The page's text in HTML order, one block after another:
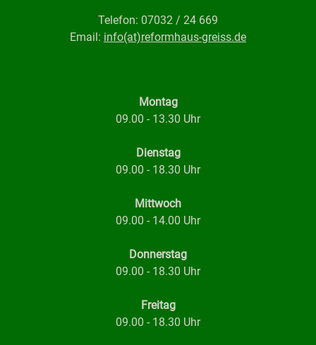
Telefon: 07032 / 24 669
Email: info(at)reformhaus-greiss.de
Montag
09.00 - 13.30 Uhr
Dienstag
09.00 - 18.30 Uhr
Mittwoch
09.00 - 14.00 Uhr
Donnerstag
09.00 - 18.30 Uhr
Freitag
09.00 - 18.30 Uhr